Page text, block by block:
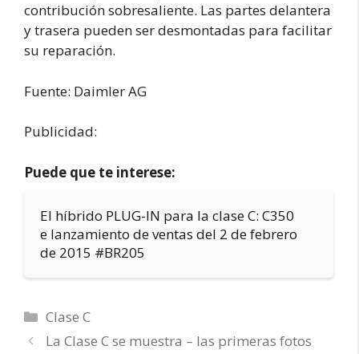
contribución sobresaliente. Las partes delantera
y trasera pueden ser desmontadas para facilitar
su reparación.
Fuente: Daimler AG
Publicidad:
Puede que te interese:
El híbrido PLUG-IN para la clase C: C350
e lanzamiento de ventas del 2 de febrero
de 2015 #BR205
Categorías
Clase C
La Clase C se muestra – las primeras fotos